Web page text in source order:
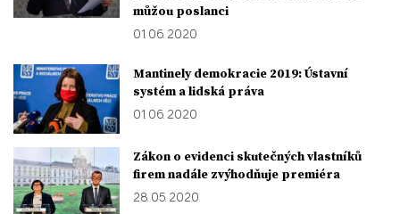
můžou poslanci
01. 06. 2020
Mantinely demokracie 2019: Ústavní
systém a lidská práva
01. 06. 2020
Zákon o evidenci skutečných vlastníků
firem nadále zvýhodňuje premiéra
28. 05. 2020